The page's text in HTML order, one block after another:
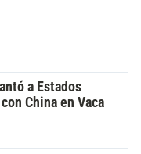
a Estados
China en Vaca